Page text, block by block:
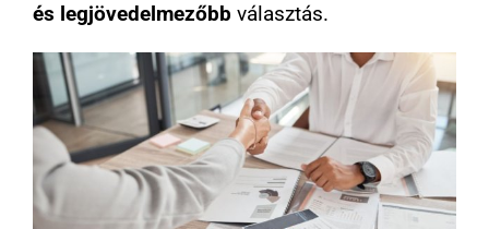
és legjövedelmezőbb választás.